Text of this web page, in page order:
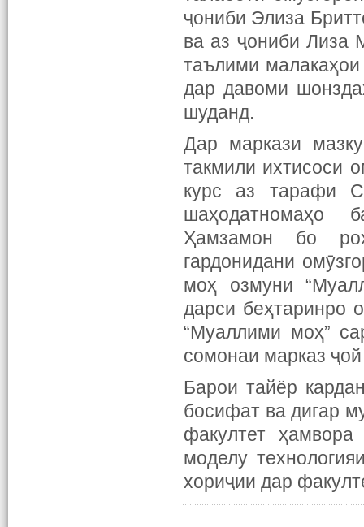
ҷониби Элиза
ва аз ҷониби Лиза
таълими
дар давоми
шуданд.
Дар маркази
такмили ихтисоси
курс аз тарафи
шаҳодатномаҳо
Ҳамзамон бо
гардонидани
моҳ озмуни
дарси беҳтаринро
“Муаллими моҳ”
сомонаи марказ
Барои тайёр
босифат ва дигар
факултет
моделу
хориҷии дар